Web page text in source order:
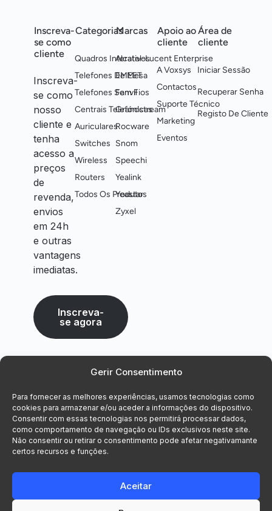
Gerir Consentimento
Para fornecer as melhores experiências, usamos tecnologias como
cookies para armazenar e/ou aceder a informações do dispositivo.
Consentir com essas tecnologias nos permitirá processar dados,
como comportamento de navegação ou IDs exclusivos neste site.
Não consentir ou retirar o consentimento pode afetar negativamante
certos recursos e funções.
Aceitar
Inscreva-
se como
cliente
Inscreva-
se como
nosso
cliente e
tenha
acesso a
preços
de
revenda,
envios
em 24h
e outras
vantagens
imediatas.
Inscreva-
se agora
Categorias
Quadros Interativos
Telefones De Mesa
Telefones Sem Fios
Centrais Telefónicas
Auriculares
Switches
Wireless
Routers
Todos Os Produtos
Marcas
Alcatel-Lucent Enterprise
EMEET
Fanvil
Grandstream
Rocware
Snom
Speechi
Yealink
Yeastar
Zyxel
Apoio ao
cliente
A Voxsys
Contactos
Suporte Técnico
Marketing
Eventos
Área de
cliente
Iniciar Sessão
Recuperar Senha
Registo De Cliente